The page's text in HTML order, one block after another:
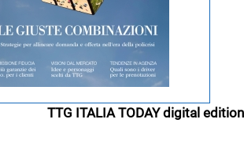
TTG ITALIA TODAY digital edition